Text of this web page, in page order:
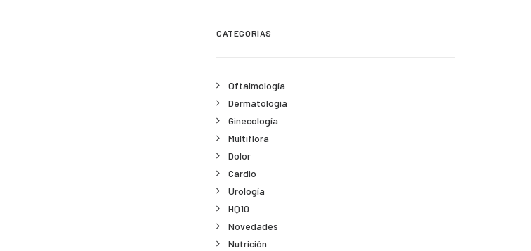
CATEGORÍAS
Oftalmología
Dermatología
Ginecología
Multiflora
Dolor
Cardio
Urología
HQ10
Novedades
Nutrición